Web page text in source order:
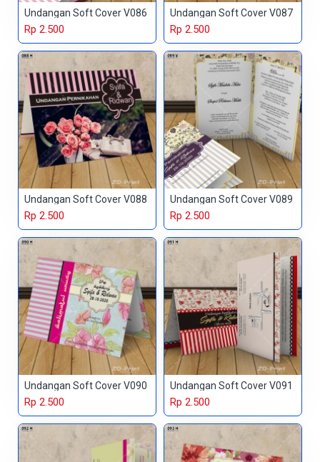
Undangan Soft Cover V086
Rp 2.500
Undangan Soft Cover V087
Rp 2.500
Undangan Soft Cover V088
Rp 2.500
Undangan Soft Cover V089
Rp 2.500
Undangan Soft Cover V090
Rp 2.500
Undangan Soft Cover V091
Rp 2.500